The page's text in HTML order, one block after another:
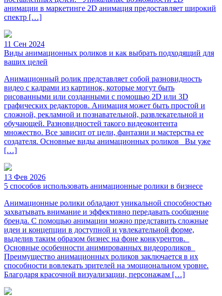
анимации в маркетинге 2D анимация предоставляет широкий
спектр […]
11 Сен 2024
Виды анимационных роликов и как выбрать подходящий для
ваших целей
Анимационный ролик представляет собой разновидность
видео с кадрами из картинок, которые могут быть
рисованными или созданными с помощью 2D или 3D
графических редакторов. Анимация может быть простой и
сложной, рекламной и познавательной, развлекательной и
обучающей. Разновидностей такого видеоконтента
множество. Все зависит от цели, фантазии и мастерства ее
создателя. Основные виды анимационных роликов Вы уже
[…]
13 Фев 2026
5 способов использовать анимационные ролики в бизнесе
Анимационные ролики обладают уникальной способностью
захватывать внимание и эффективно передавать сообщение
бренда. С помощью анимации можно представить сложные
идеи и концепции в доступной и увлекательной форме,
выделив таким образом бизнес на фоне конкурентов.
Основные особенности анимированных видеороликов
Преимущество анимационных роликов заключается в их
способности вовлекать зрителей на эмоциональном уровне.
Благодаря красочной визуализации, персонажам […]